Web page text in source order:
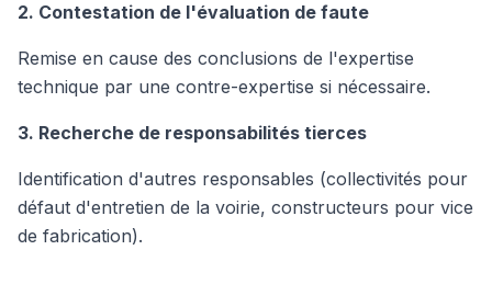
2. Contestation de l'évaluation de faute
Remise en cause des conclusions de l'expertise
technique par une contre-expertise si nécessaire.
3. Recherche de responsabilités tierces
Identification d'autres responsables (collectivités pour
défaut d'entretien de la voirie, constructeurs pour vice
de fabrication).